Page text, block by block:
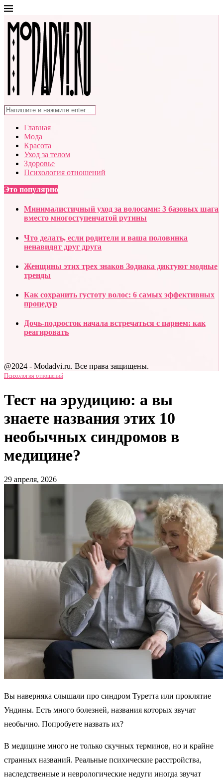
Главная
Мода
Красота
Уход за телом
Здоровье
Психология отношений
Это популярно
Минималистичный уход за волосами: 3 базовых шага
вместо многоступенчатой рутины
Что делать, если родители и ваша половинка
ненавидят друг друга
Женщины этих трех знаков Зодиака диктуют модные
тренды
Как сохранить густоту волос: 6 самых эффективных
процедур
Дочь-подросток начала встречаться c парнем: как
реагировать
@2024 - Modadvi.ru. Все права защищены.
Психология отношений
Тест на эрудицию: а вы
знаете названия этих 10
необычных синдромов в
медицине?
29 апреля, 2026
Вы наверняка слышали про синдром Туретта или проклятие
Ундины. Есть много болезней, названия которых звучат
необычно. Попробуете назвать их?
В медицине много не только скучных терминов, но и крайне
странных названий. Реальные психические расстройства,
наследственные и неврологические недуги иногда звучат